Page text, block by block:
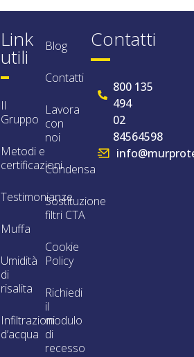
Link
utili
Il
Gruppo
Metodi e
certificazioni
Testimonianze
Muffa
Umidità
di
risalita
Infiltrazioni
d’acqua
Blog
Contatti
Lavora
con
noi
Condensa
Sostituzione
filtri CTA
Cookie
Policy
Richiedi
il
modulo
di
recesso
Contatti
800 135
494
02
84564598